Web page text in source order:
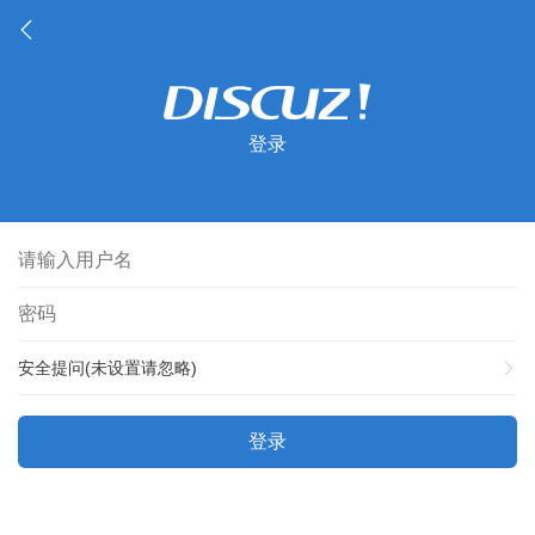
登录
安全提问(未设置请忽略)
登录